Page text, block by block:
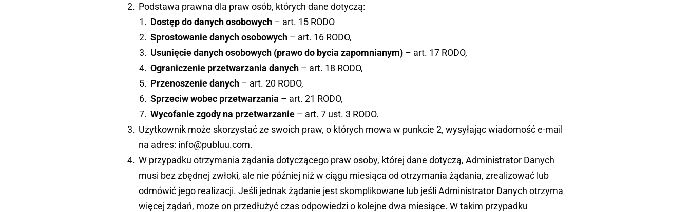
Podstawa prawna dla praw osób, których dane dotyczą:
Dostęp do danych osobowych – art. 15 RODO
Sprostowanie danych osobowych – art. 16 RODO,
Usunięcie danych osobowych (prawo do bycia zapomnianym) – art. 17 RODO,
Ograniczenie przetwarzania danych – art. 18 RODO,
Przenoszenie danych – art. 20 RODO,
Sprzeciw wobec przetwarzania – art. 21 RODO,
Wycofanie zgody na przetwarzanie – art. 7 ust. 3 RODO.
Użytkownik może skorzystać ze swoich praw, o których mowa w punkcie 2, wysyłając wiadomość e-mail
na adres: info@publuu.com.
W przypadku otrzymania żądania dotyczącego praw osoby, której dane dotyczą, Administrator Danych
musi bez zbędnej zwłoki, ale nie później niż w ciągu miesiąca od otrzymania żądania, zrealizować lub
odmówić jego realizacji. Jeśli jednak żądanie jest skomplikowane lub jeśli Administrator Danych otrzyma
więcej żądań, może on przedłużyć czas odpowiedzi o kolejne dwa miesiące. W takim przypadku